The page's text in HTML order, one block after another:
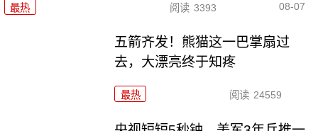
最热 阅读 3393 08-07
五箭齐发！熊猫这一巴掌扇过
去，大漂亮终于知疼
最热 阅读 24559